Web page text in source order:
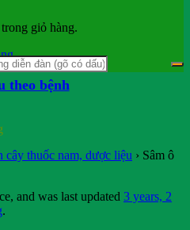
giỏ hàng.
theo bệnh
cây thuốc nam, dược liệu › Sâm ô
and was last updated 3 years, 2
.